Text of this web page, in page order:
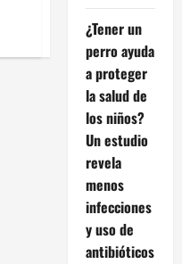
¿Tener un
perro ayuda
a proteger
la salud de
los niños?
Un estudio
revela
menos
infecciones
y uso de
antibióticos